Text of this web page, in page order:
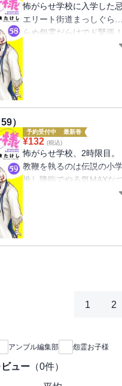
怖がらせ学校に入学した忌
エリート街道まっしぐら
らぬ怨霊だらけでド緊張！
勇気を絞り出して挨拶し
）
予約受付中 最新巻
¥132 (税込)
怖がらせ学校、2時限目。
教鞭を執るのは伝説の小
推し降臨でやる気MAXな
1 2
アンブル編集部 怨霊お子様
ュー （0件）